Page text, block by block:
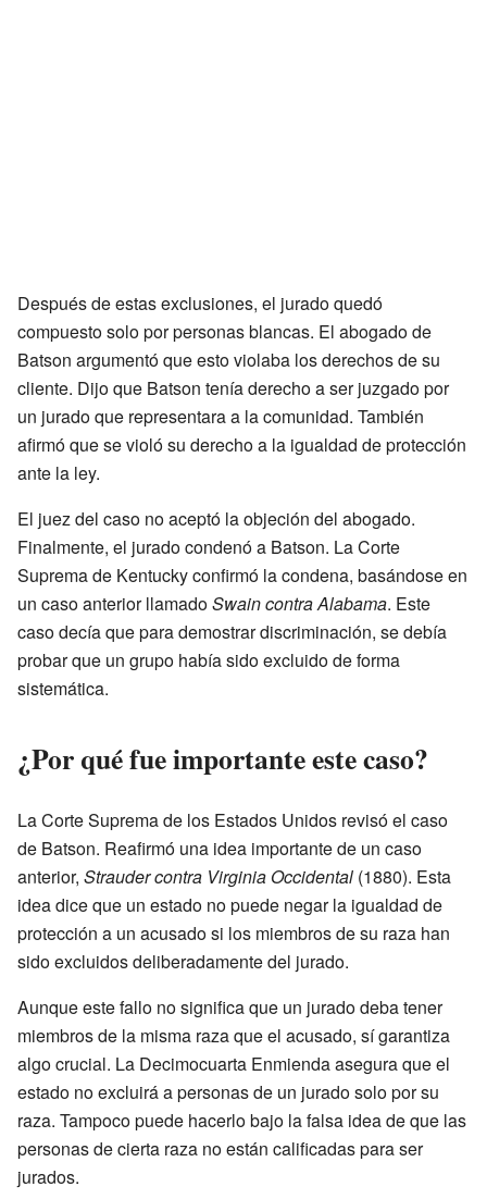
Después de estas exclusiones, el jurado quedó
compuesto solo por personas blancas. El abogado de
Batson argumentó que esto violaba los derechos de su
cliente. Dijo que Batson tenía derecho a ser juzgado por
un jurado que representara a la comunidad. También
afirmó que se violó su derecho a la igualdad de protección
ante la ley.
El juez del caso no aceptó la objeción del abogado.
Finalmente, el jurado condenó a Batson. La Corte
Suprema de Kentucky confirmó la condena, basándose en
un caso anterior llamadoSwain contra Alabama. Este
caso decía que para demostrar discriminación, se debía
probar que un grupo había sido excluido de forma
sistemática.
¿Por qué fue importante este caso?
La Corte Suprema de los Estados Unidos revisó el caso
de Batson. Reafirmó una idea importante de un caso
anterior, Strauder contra Virginia Occidental (1880). Esta
idea dice que un estado no puede negar la igualdad de
protección a un acusado si los miembros de su raza han
sido excluidos deliberadamente del jurado.
Aunque este fallo no significa que un jurado deba tener
miembros de la misma raza que el acusado, sí garantiza
algo crucial. La Decimocuarta Enmienda asegura que el
estado no excluirá a personas de un jurado solo por su
raza. Tampoco puede hacerlo bajo la falsa idea de que las
personas de cierta raza no están calificadas para ser
jurados.